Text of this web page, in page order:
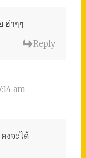
ฮ่าๆๆ
Reply
am
งจะได้